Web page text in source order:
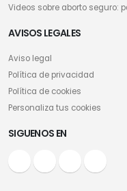
Videos sobre aborto seguro:
AVISOS LEGALES
Aviso legal
Política de privacidad
Política de cookies
Personaliza tus cookies
SIGUENOS EN